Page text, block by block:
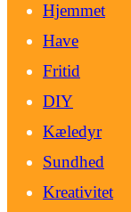
Hjemmet
Have
Fritid
DIY
Kæledyr
Sundhed
Kreativitet